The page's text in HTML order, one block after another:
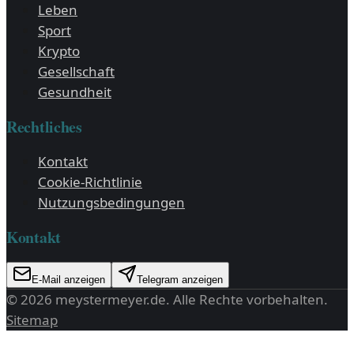
Leben
Sport
Krypto
Gesellschaft
Gesundheit
Rechtliches
Kontakt
Cookie-Richtlinie
Nutzungsbedingungen
Kontakt
E-Mail anzeigen Telegram anzeigen
© 2026 meystermeyer.de. Alle Rechte vorbehalten.
Sitemap